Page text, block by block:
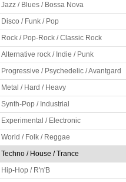
Jazz / Blues / Bossa Nova
Disco / Funk / Pop
Rock / Pop-Rock / Classic Rock
Alternative rock / Indie / Punk
Progressive / Psychedelic / Avantgard
Metal / Hard / Heavy
Synth-Pop / Industrial
Experimental / Electronic
World / Folk / Reggae
Techno / House / Trance
Hip-Hop / R'n'B